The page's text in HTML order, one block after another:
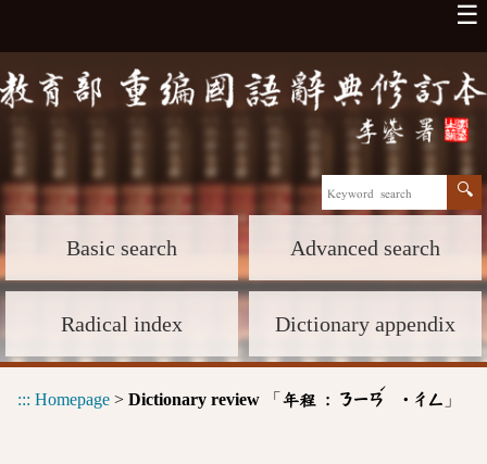
☰
Basic search Advanced search
Radical index Dictionary appendix
::: Homepage > Dictionary review 「 年程 : ㄋㄧㄢ
ˊ
˙ㄔㄥ 」